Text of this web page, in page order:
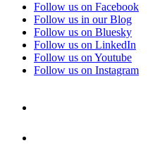
Follow us on Facebook
Follow us in our Blog
Follow us on Bluesky
Follow us on LinkedIn
Follow us on Youtube
Follow us on Instagram